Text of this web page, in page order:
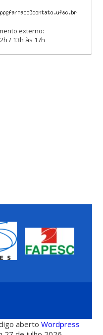
externo:
/ 13h às 17h
abertoWordpress